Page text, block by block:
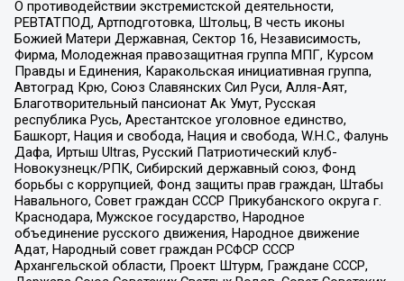
О противодействии экстремистской деятельности,
РЕВТАТПОД, Артподготовка, Штольц, В честь иконы
Божией Матери Державная, Сектор 16, Независимость,
Фирма, Молодежная правозащитная группа МПГ, Курсом
Правды и Единения, Каракольская инициативная группа,
Автоград Крю, Союз Славянских Сил Руси, Алля-Аят,
Благотворительный пансионат Ак Умут, Русская
республика Русь, Арестантское уголовное единство,
Башкорт, Нация и свобода, Нация и свобода, W.H.С., Фалунь
Дафа, Иртыш Ultras, Русский Патриотический клуб-
Новокузнецк/РПК, Сибирский державный союз, Фонд
борьбы с коррупцией, Фонд защиты прав граждан, Штабы
Навального, Совет граждан СССР Прикубанского округа г.
Краснодара, Мужское государство, Народное
объединение русского движения, Народное движение
Адат, Народный совет граждан РСФСР СССР
Архангельской области, Проект Штурм, Граждане СССР,